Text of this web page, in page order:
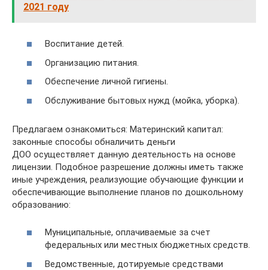
2021 году
Воспитание детей.
Организацию питания.
Обеспечение личной гигиены.
Обслуживание бытовых нужд (мойка, уборка).
Предлагаем ознакомиться: Материнский капитал:
законные способы обналичить деньги
ДОО осуществляет данную деятельность на основе
лицензии. Подобное разрешение должны иметь также
иные учреждения, реализующие обучающие функции и
обеспечивающие выполнение планов по дошкольному
образованию:
Муниципальные, оплачиваемые за счет
федеральных или местных бюджетных средств.
Ведомственные, дотируемые средствами